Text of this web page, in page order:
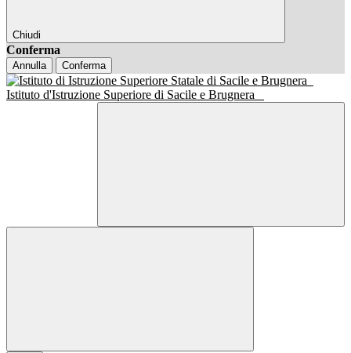
Chiudi
Conferma
Annulla Conferma
Istituto d'Istruzione Superiore di Sacile e Brugnera